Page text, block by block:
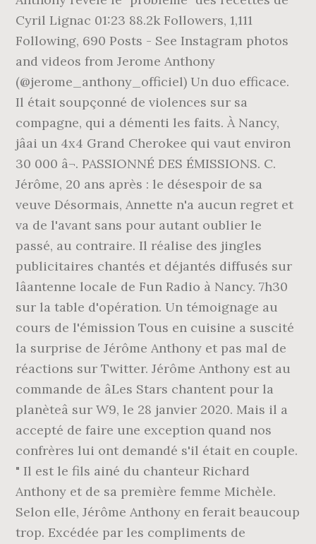
Cyril Lignac 01:23 88.2k Followers, 1,111
Following, 690 Posts - See Instagram photos
and videos from Jerome Anthony
(@jerome_anthony_officiel) Un duo efficace.
Il était soupçonné de violences sur sa
compagne, qui a démenti les faits. À Nancy,
jâai un 4x4 Grand Cherokee qui vaut environ
30 000 â¬. PASSIONNÉ DES ÉMISSIONS. C.
Jérôme, 20 ans après : le désespoir de sa
veuve Désormais, Annette n'a aucun regret et
va de l'avant sans pour autant oublier le
passé, au contraire. Il réalise des jingles
publicitaires chantés et déjantés diffusés sur
lâantenne locale de Fun Radio à Nancy. 7h30
sur la table d'opération. Un témoignage au
cours de l'émission Tous en cuisine a suscité
la surprise de Jérôme Anthony et pas mal de
réactions sur Twitter. Jérôme Anthony est au
commande de âLes Stars chantent pour la
planèteâ sur W9, le 28 janvier 2020. Mais il a
accepté de faire une exception quand nos
confrères lui ont demandé s'il était en couple.
" Il est le fils ainé du chanteur Richard
Anthony et de sa première femme Michèle.
Selon elle, Jérôme Anthony en ferait beaucoup
trop. Excédée par les compliments de